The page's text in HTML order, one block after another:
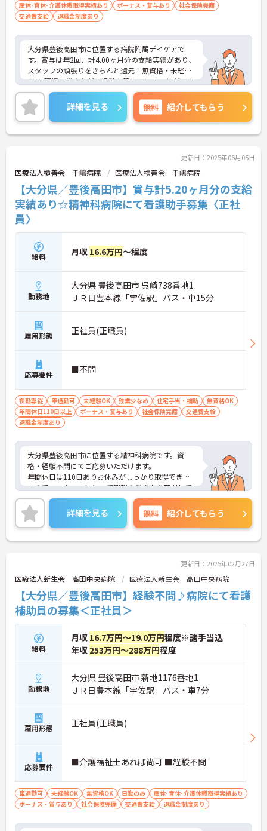
産休･育休･介護休暇取得実績あり
ボーナス・賞与あり
社会保険完備
交通費支給
退職金制度あり
大分県豊後高田市に位置する病院附属デイケアで
す。賞与は年2回、計4.00ヶ月分の支給実績があり、
スタッフの頑張りをきちんと還元！無資格・未経験
OK！現場で働きながら経験を積んでいくことができ
ます。ご興味をお持ちの方はお気軽にお問い合わせ
ください。
詳細を見る 無料 紹介してもらう
更新日：2025年06月05日
医療法人積善会 千嶋病院 医療法人積善会 千嶋病院
【大分県／豊後高田市】賞与計5.20ヶ月分の支給
実績あり☆精神科病院にて看護助手募集〈正社
員〉
給料 月収 16.6万円～程度
勤務地
大分県 豊後高田市 呉崎738番地1
ＪＲ日豊本線「宇佐駅」バス・車15分
雇用形態 正社員(正職員)
応募要件 ■不問
夜勤専従 車通勤可 未経験OK 残業少なめ 住宅手当・補助
無資格OK
年間休日110日以上
ボーナス・賞与あり 社会保険完備
交通費支給
退職金制度あり
大分県豊後高田市に位置する精神科病院です。資
格・経験不問にてご応募いただけます。
年間休日は110日ありお休みがしっかり取得できま
すので、スタッフにとって理想の働き方を実現して
います。
賞与は計5.2ヶ月分の支給実績と嬉しい高待遇で、頑
張りが評価されてしっかりと職員に還元されます。
ご興味のある方には、面接対策ポイントなど、さら
に詳細をお話しいたしますのでお気軽にご相談くだ
詳細を見る 無料 紹介してもらう
更新日：2025年02月27日
医療法人新生会 高田中央病院 医療法人新生会 高田中央病院
【大分県／豊後高田市】経験不問♪病院にて看護
補助員の募集＜正社員＞
給料
月収 16.7万円～19.0万円程度※諸手当込
年収 253万円～288万円程度
勤務地
大分県 豊後高田市 新地1176番地1
ＪＲ日豊本線「宇佐駅」バス・車7分
雇用形態 正社員(正職員)
応募要件 ■介護福祉士あれば尚可 ■経験不問
車通勤可 未経験OK 無資格OK 日勤のみ
産休･育休･介護休暇取得実績あり
ボーナス・賞与あり
社会保険完備 交通費支給 退職金制度あり